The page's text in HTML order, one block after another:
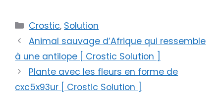
Catégories
Crostic, Solution
Animal sauvage d’Afrique qui ressemble
à une antilope [ Crostic Solution ]
Plante avec les fleurs en forme de
cxc5x93ur [ Crostic Solution ]